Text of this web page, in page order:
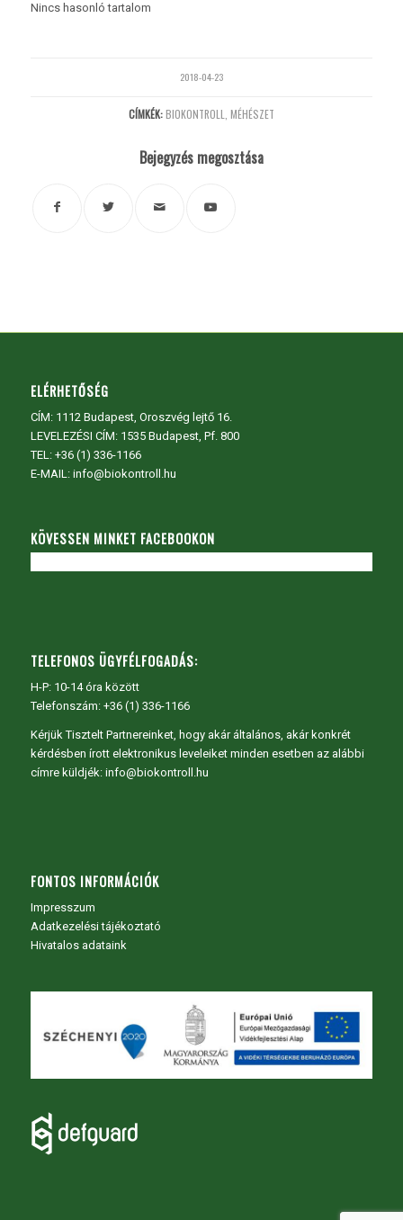
Nincs hasonló tartalom
2018-04-23
CÍMKÉK: BIOKONTROLL MÉHÉSZET
Bejegyzés megosztása
ELÉRHETŐSÉG
CÍM: 1112 Budapest, Oroszvég lejtő 16.
LEVELEZÉSI CÍM: 1535 Budapest, Pf. 800
TEL: +36 (1) 336-1166
E-MAIL: info@biokontroll.hu
KÖVESSEN MINKET FACEBOOKON
TELEFONOS ÜGYFÉLFOGADÁS:
H-P: 10-14 óra között
Telefonszám: +36 (1) 336-1166
Kérjük Tisztelt Partnereinket, hogy akár általános, akár konkrét
kérdésben írott elektronikus leveleiket minden esetben az alábbi
címre küldjék: info@biokontroll.hu
FONTOS INFORMÁCIÓK
Impresszum
Adatkezelési tájékoztató
Hivatalos adataink